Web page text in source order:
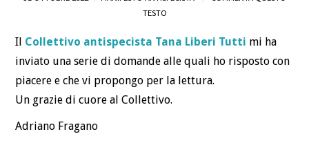
ATTREZZI
LINGUAGGIO NON
DISCRIMINATORIO
TESTO
Il Collettivo antispecista Tana Liberi Tutti mi ha
inviato una serie di domande alle quali ho risposto con
piacere e che vi propongo per la lettura.
Un grazie di cuore al Collettivo.
Adriano Fragano